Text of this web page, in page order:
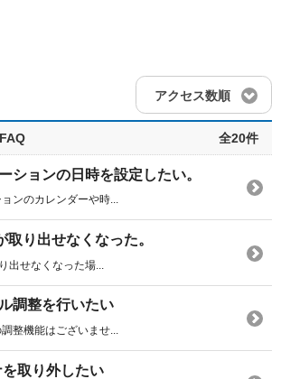
アクセス数順
全20件
ションの日時を設定したい。
ンのカレンダーや時...
取り出せなくなった。
出せなくなった場...
調整を行いたい
整機能はございませ...
取り外したい